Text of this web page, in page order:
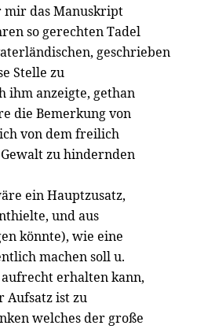
mir das Manuskript
so gerechten Tadel
geschrieben
Stelle zu
ihm anzeigte, gethan
die Bemerkung von
von dem freilich
zu hindernden
ein Hauptzusatz,
und aus
könnte), wie eine
machen soll u.
erhalten kann,
Aufsatz ist zu
welches der große